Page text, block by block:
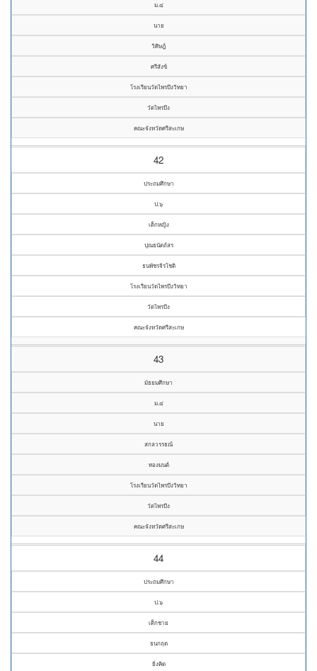
ม.๔
นาย
วิศิษฎ์
ศรีสังข์
โรงเรียนวัดไพรบึงวิทยา
วัดไพรบึง
คณะจังหวัดศรีสะเกษ
42
ประถมศึกษา
ป.๖
เด็กหญิง
ปุณธนัตถ์สร
ธนพัชรจิรโชติ
โรงเรียนวัดไพรบึงวิทยา
วัดไพรบึง
คณะจังหวัดศรีสะเกษ
43
มัธยมศึกษา
ม.๔
นาย
สกลวรรธณ์
ทองมนต์
โรงเรียนวัดไพรบึงวิทยา
วัดไพรบึง
คณะจังหวัดศรีสะเกษ
44
ประถมศึกษา
ป.๖
เด็กชาย
ธนกฤต
ยิ่งคิด